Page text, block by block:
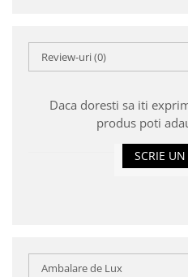
Review-uri(0)
Daca doresti sa iti
produs poti
SCRIE
Ambalare de Lux